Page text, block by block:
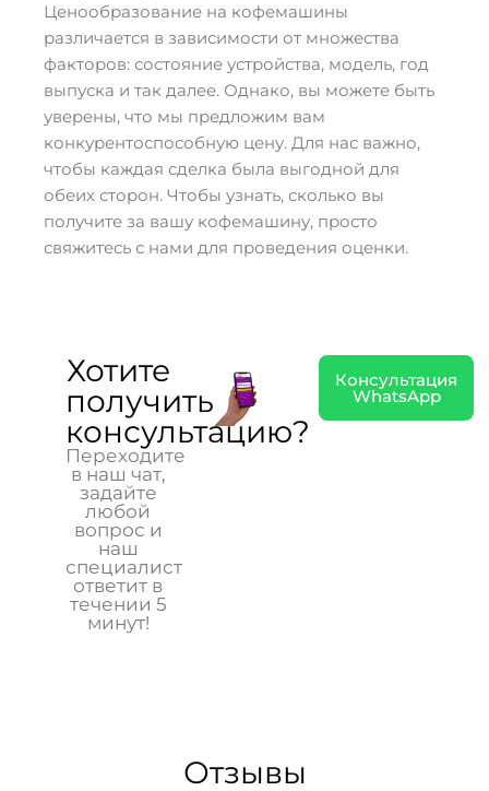
Ценообразование на кофемашины
различается в зависимости от множества
факторов: состояние устройства, модель, год
выпуска и так далее. Однако, вы можете быть
уверены, что мы предложим вам
конкурентоспособную цену. Для нас важно,
чтобы каждая сделка была выгодной для
обеих сторон. Чтобы узнать, сколько вы
получите за вашу кофемашину, просто
свяжитесь с нами для проведения оценки.
Хотите
получить
консультацию?
Переходите
в наш чат,
задайте
любой
вопрос и
наш
специалист
ответит в
течении 5
минут!
Консультация
WhatsApp
Отзывы